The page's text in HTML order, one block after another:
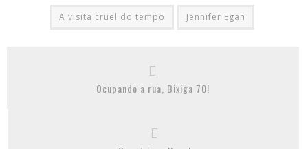
A visita cruel do tempo Jennifer Egan
Ocupando a rua, Bixiga 70!